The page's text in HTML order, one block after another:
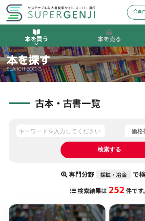
本を買う 本を売る
会員
本を探す
SEARCH BOOKS
古本・古書一覧
専門分野 採鉱・冶金 で
検索結果は 252 件です。